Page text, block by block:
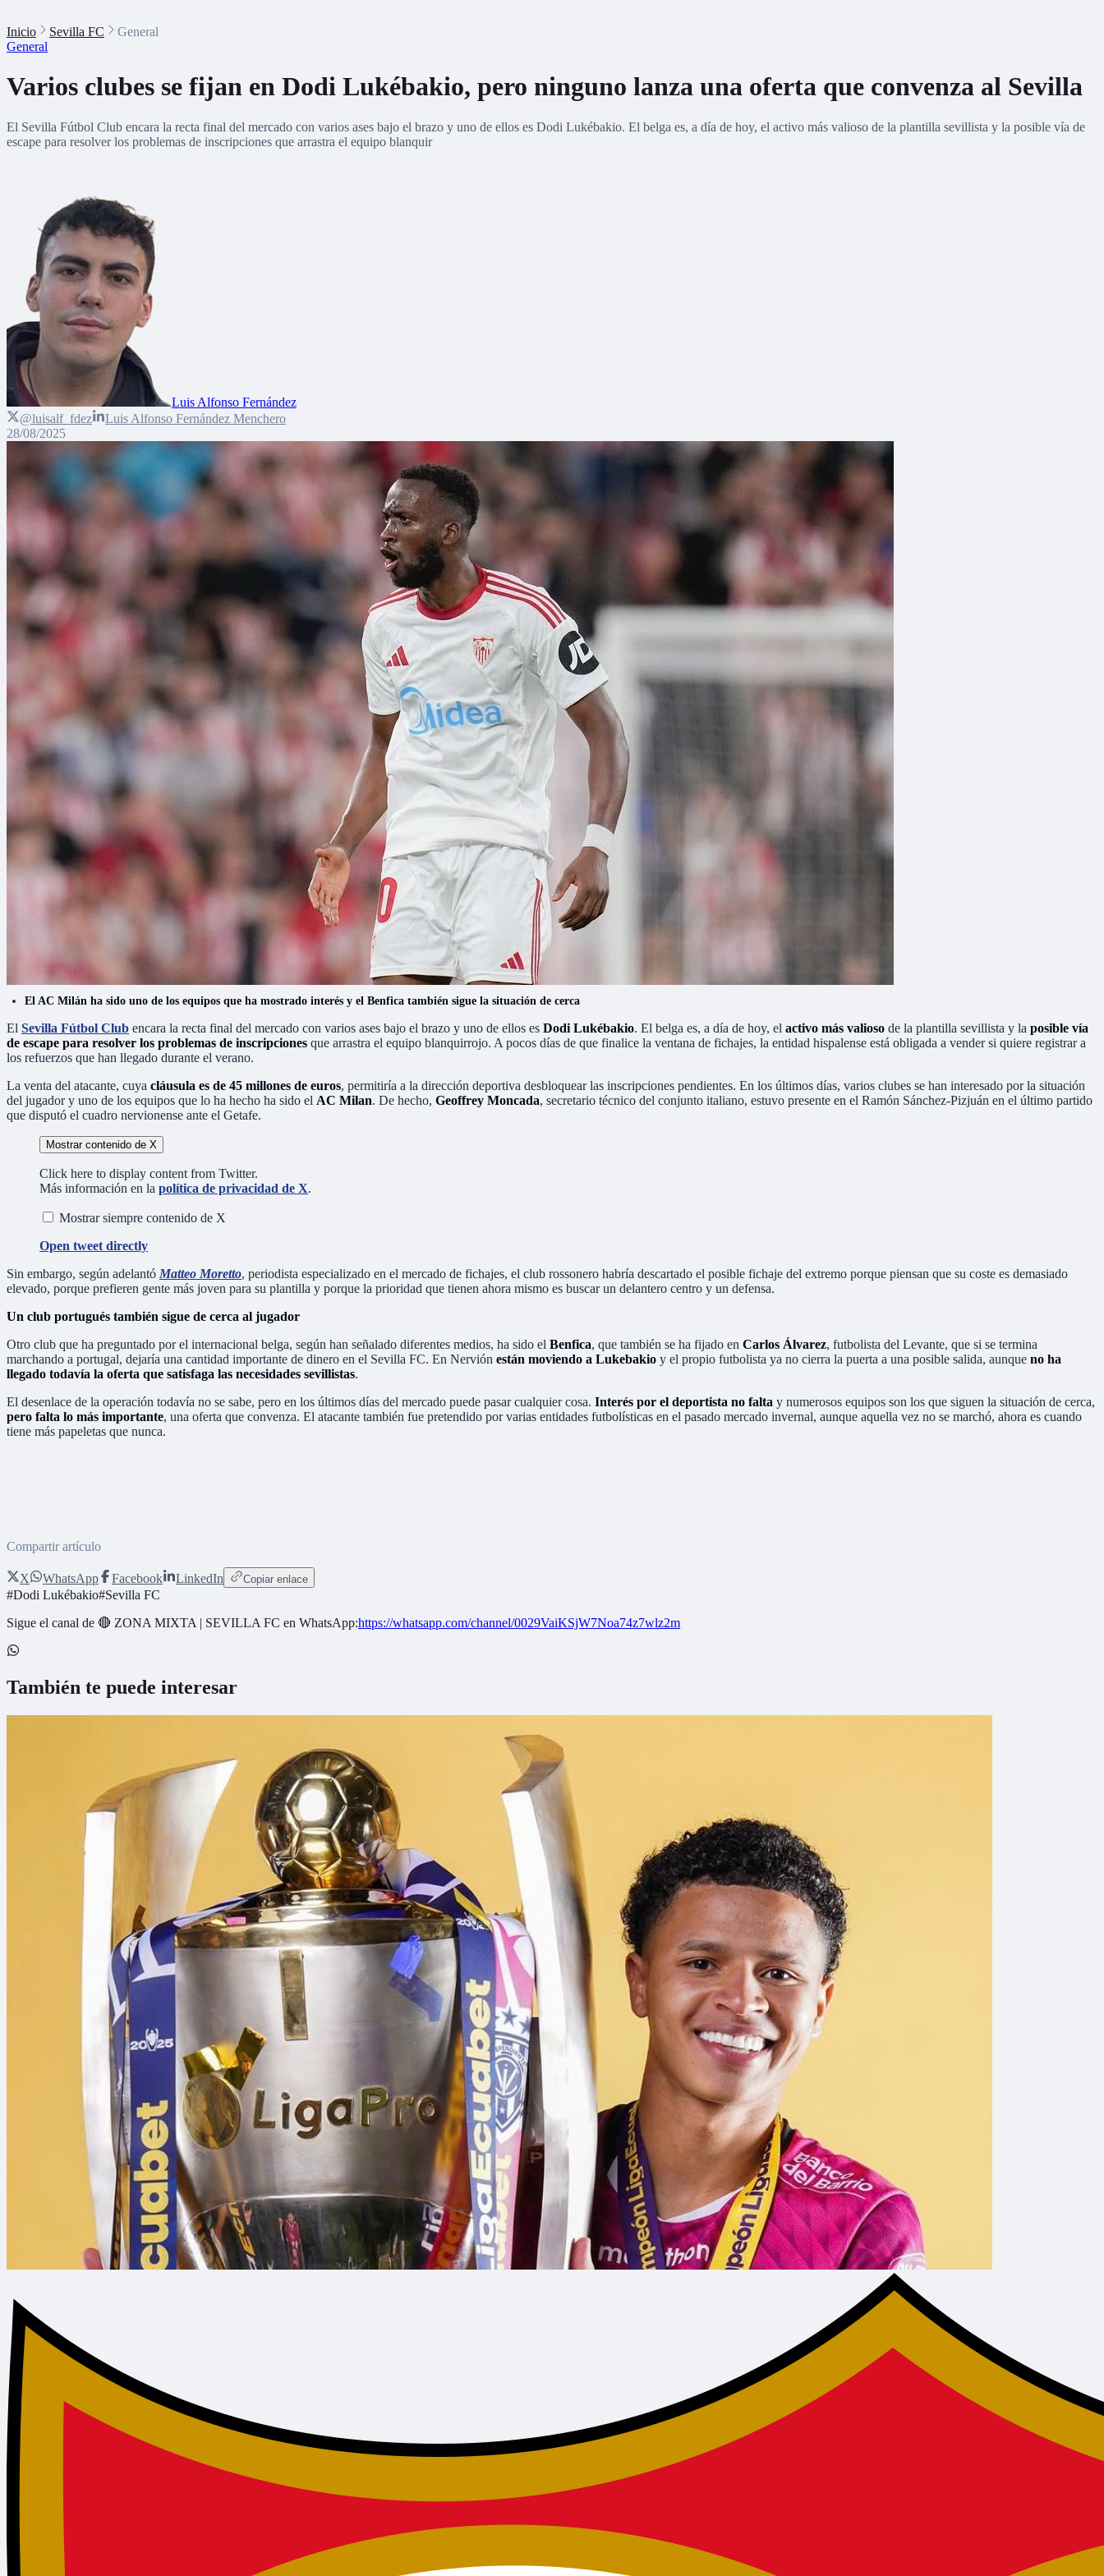
Inicio Sevilla FC
General
General
Varios clubes se fijan en Dodi Lukébakio, pero ninguno lanza una oferta que convenza al Sevilla
El Sevilla Fútbol Club encara la recta final del mercado con varios ases bajo el brazo y uno de ellos es Dodi Lukébakio. El belga es, a día de hoy, el activo más valioso de la plantilla sevillista y la posible vía de
escape para resolver los problemas de inscripciones que arrastra el equipo blanquir
Luis Alfonso Fernández
@luisalf_fdez
Luis Alfonso Fernández Menchero
28/08/2025
El AC Milán ha sido uno de los equipos que ha mostrado interés y el Benfica también sigue la situación de cerca
El Sevilla Fútbol Club encara la recta final del mercado con varios ases bajo el brazo y uno de ellos es Dodi Lukébakio. El belga es, a día de hoy, el activo más valioso de la plantilla sevillista y la posible vía
de escape para resolver los problemas de inscripciones que arrastra el equipo blanquirrojo. A pocos días de que finalice la ventana de fichajes, la entidad hispalense está obligada a vender si quiere registrar a
los refuerzos que han llegado durante el verano.
La venta del atacante, cuya cláusula es de 45 millones de euros, permitiría a la dirección deportiva desbloquear las inscripciones pendientes. En los últimos días, varios clubes se han interesado por la situación
del jugador y uno de los equipos que lo ha hecho ha sido el AC Milan. De hecho, Geoffrey Moncada, secretario técnico del conjunto italiano, estuvo presente en el Ramón Sánchez-Pizjuán en el último partido
que disputó el cuadro nervionense ante el Getafe.
Mostrar contenido de X
Click here to display content from Twitter.
Más información en la política de privacidad de X.
Mostrar siempre contenido de X
Open tweet directly
Sin embargo, según adelantó Matteo Moretto, periodista especializado en el mercado de fichajes, el club rossonero habría descartado el posible fichaje del extremo porque piensan que su coste es demasiado
elevado, porque prefieren gente más joven para su plantilla y porque la prioridad que tienen ahora mismo es buscar un delantero centro y un defensa.
Un club portugués también sigue de cerca al jugador
Otro club que ha preguntado por el internacional belga, según han señalado diferentes medios, ha sido el Benfica, que también se ha fijado en Carlos Álvarez, futbolista del Levante, que si se termina
marchando a portugal, dejaría una cantidad importante de dinero en el Sevilla FC. En Nervión están moviendo a Lukebakio y el propio futbolista ya no cierra la puerta a una posible salida, aunque no ha
llegado todavía la oferta que satisfaga las necesidades sevillistas.
El desenlace de la operación todavía no se sabe, pero en los últimos días del mercado puede pasar cualquier cosa. Interés por el deportista no falta y numerosos equipos son los que siguen la situación de cerca,
pero falta lo más importante, una oferta que convenza. El atacante también fue pretendido por varias entidades futbolísticas en el pasado mercado invernal, aunque aquella vez no se marchó, ahora es cuando
tiene más papeletas que nunca.
Compartir artículo
X WhatsApp Facebook LinkedIn Copiar enlace
#Dodi Lukébakio#Sevilla FC
Sigue el canal de 🔴 ZONA MIXTA | SEVILLA FC en WhatsApp:https://whatsapp.com/channel/0029VaiKSjW7Noa74z7wlz2m
También te puede interesar